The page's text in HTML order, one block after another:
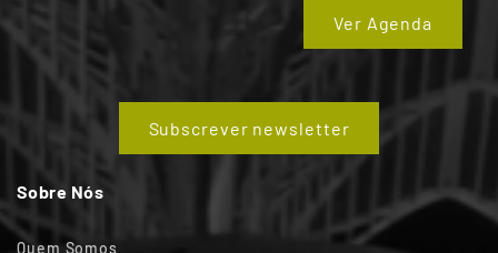
Ver Agenda
Subscrever newsletter
Sobre Nós
Quem Somos